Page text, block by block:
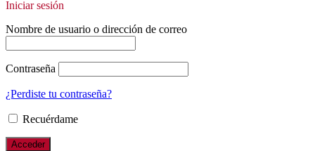
Iniciar sesión
Nombre de usuario o dirección de correo
Contraseña
¿Perdiste tu contraseña?
Recuérdame